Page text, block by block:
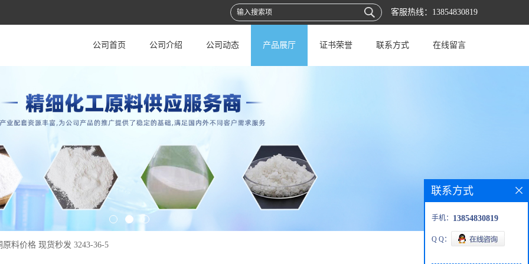
客服热线： 13854830819
公司首页 公司介绍 公司动态 产品展厅 证书荣誉 联系方式 在线留言
原料价格 现货秒发 3243-36-5
联系方式
手机： 13854830819
Q Q：